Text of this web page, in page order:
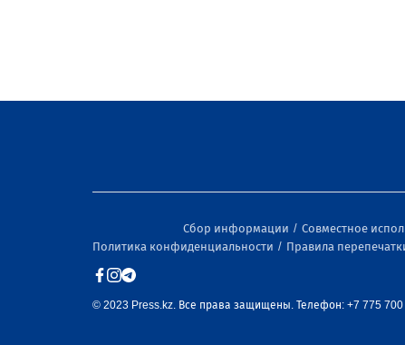
Сбор информации Совместное
Политика конфиденциальности
Правила
© 2023 Press.kz. Все права защищены. Телефон: +7 775 700